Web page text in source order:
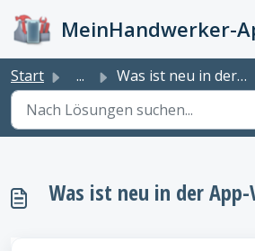
Start ... Was ist neu in der App-Version 3.5.7
Was ist neu in der App-